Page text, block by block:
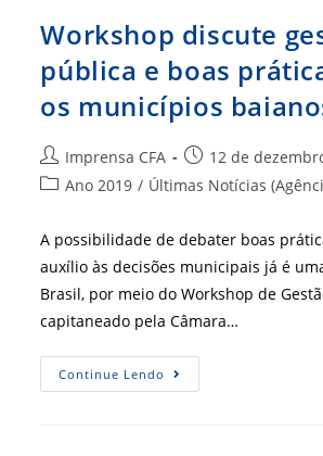
Workshop discute
pública e boas
os municípios
Autor
do
Imprensa CFA
Post
publicado:
12 de
Categoria
post:
Ano 2019 / Últimas Notícias
A possibilidade de debater boas
auxílio às decisões municipais já é
Brasil, por meio do Workshop de
capitaneado pela Câmara…
Continue Lendo Workshop
Discute